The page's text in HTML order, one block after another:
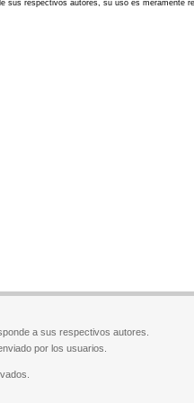
sus respectivos autores, su uso es meramente
a sus respectivos autores.
por los usuarios.